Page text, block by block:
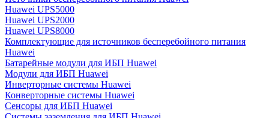
Huawei UPS5000
Huawei UPS2000
Huawei UPS8000
Комплектующие для источников бесперебойного питания
Huawei
Батарейные модули для ИБП Huawei
Модули для ИБП Huawei
Инверторные системы Huawei
Конверторные системы Huawei
Сенсоры для ИБП Huawei